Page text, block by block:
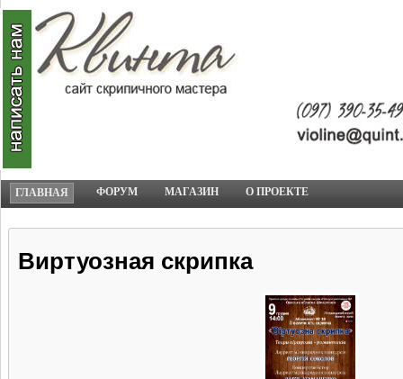
ГЛАВНАЯ ФОРУМ МАГАЗИН О ПРОЕКТЕ
Виртуозная скрипка